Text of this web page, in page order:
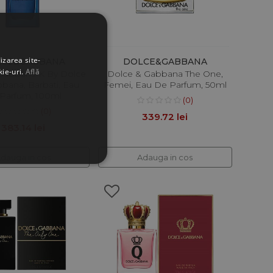
K By Dolce
DOLCE&GABBANA
Dolce & Gabbana The One,
Femei, Eau De Parfum, 50ml
(0)
339.72 lei
Adauga in cos
site-
uri. Află